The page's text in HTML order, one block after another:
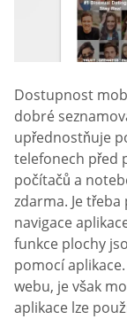
Dostupnost
dobré
upřednostňuje
telefonech před
počítačů a
zdarma. Je
navigace
funkce plochy
pomocí
webu, je však
aplikace lze